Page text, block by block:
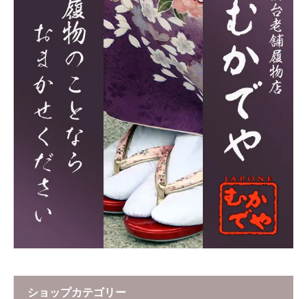
ショップカテゴリー